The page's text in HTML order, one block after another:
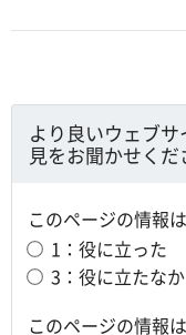
より良いウェブ
見をお聞かせくだ
このページの情報
1：役に立った
3：役に立たな
このページの情報